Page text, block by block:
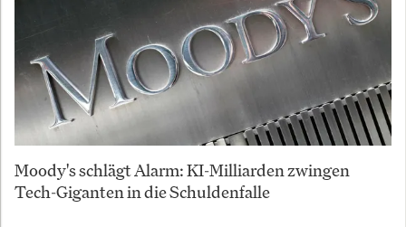
Moody's schlägt Alarm: KI-Milliarden zwingen
Tech-Giganten in die Schuldenfalle